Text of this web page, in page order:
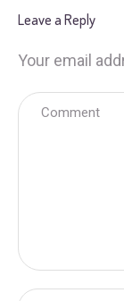
Leave a Reply
Your email